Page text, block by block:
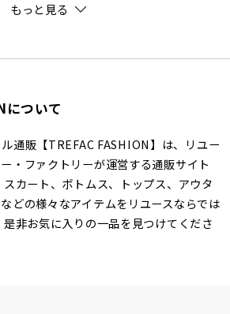
もっと見る
について
通販【TREFAC FASHION】は、リユー
・ファクトリーが運営する通販サイト
カート、ボトムス、トップス、アウタ
どの様々なアイテムをリユースならでは
非お気に入りの一品を見つけてくださ